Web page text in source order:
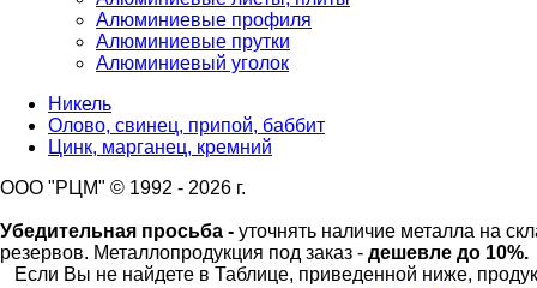
Алюминиевые профиля
Алюминиевые прутки
Алюминиевый уголок
Никель
Олово, свинец, припой, баббит
Цинк, марганец, кремний
ООО "РЦМ" © 1992 - 2026 г.
Убедительная просьба - уточнять наличие металла на
резервов. Металлопродукция под заказ - дешевле до 10%.
Если Вы не найдете в Таблице, приведенной ниже,